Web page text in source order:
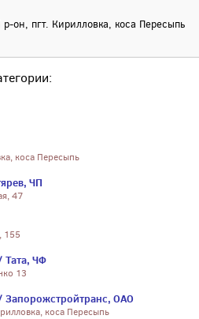
он, пгт. Кирилловка, коса Пересыпь
коса Пересыпь
ЧП
47
155
Тата, ЧФ
13
Запорожстройтранс, ОАО
коса Пересыпь